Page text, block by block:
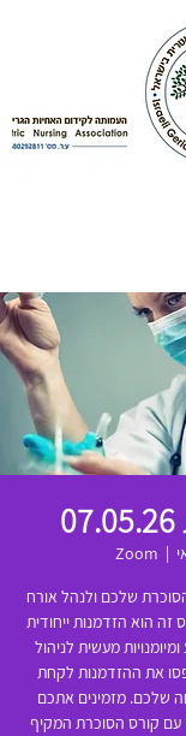
  |
Zoom
שלכם ולנהל אורח
זה הוא הזדמנות ייחודית
מעשית לניהול
את ההזדמנות לקחת
שלכם. מזמינים אתכם
קורס הסוכרת המקיף